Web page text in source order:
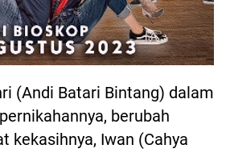
(Andi Batari Bintang) dalam
berubah
kekasihnya, Iwan (Cahya